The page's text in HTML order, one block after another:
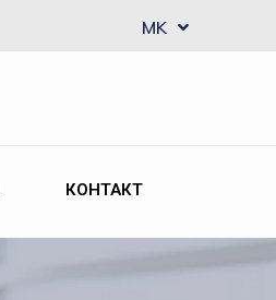
MK
SQ
КОНТАКТ